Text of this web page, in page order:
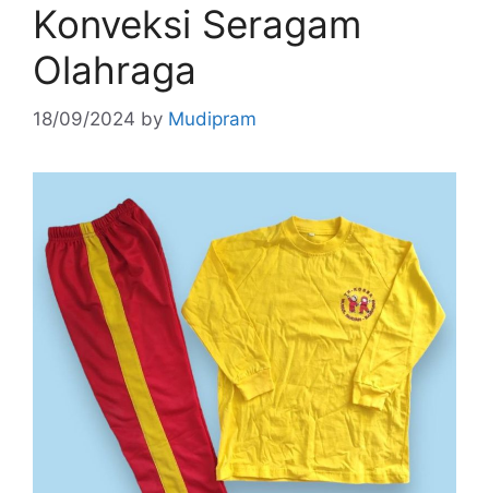
Konveksi Seragam
Olahraga
18/09/2024 by Mudipram